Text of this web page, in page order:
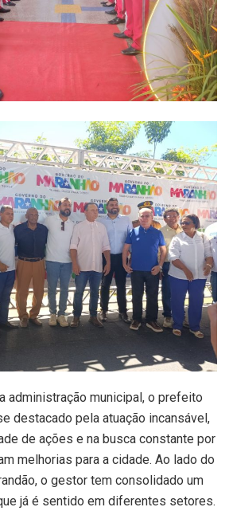
administração municipal, o prefeito
destacado pela atuação incansável,
de ações e na busca constante por
melhorias para a cidade. Ao lado do
o gestor tem consolidado um
já é sentido em diferentes setores.